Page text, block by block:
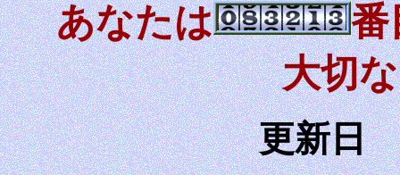
あなたは
番
大切
更新日